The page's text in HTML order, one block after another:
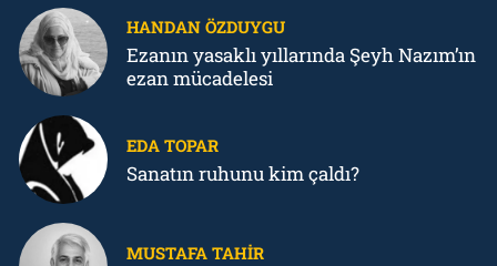
HANDAN ÖZDUYGU
Ezanın yasaklı yıllarında Şeyh Nazım’ın
ezan mücadelesi
EDA TOPAR
Sanatın ruhunu kim çaldı?
MUSTAFA TAHIR